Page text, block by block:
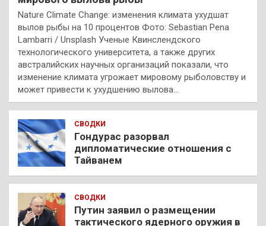
Nature Climate Change: изменения климата ухудшат
вылов рыбы на 10 процентов Фото: Sebastian Pena
Lambarri / Unsplash Ученые Квинслендского
технологического университета, а также других
австралийских научных организаций показали, что
изменение климата угрожает мировому рыболовству и
может привести к ухудшению вылова…
СВОДКИ
Гондурас разорвал
дипломатические отношения с
Тайванем
СВОДКИ
Путин заявил о размещении
тактического ядерного оружия в